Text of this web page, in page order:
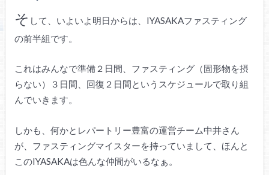
そ して、いよいよ明日からは、IYASAKAファスティング
の前半組です。
これはみんなで準備２日間、ファスティング（固形物を摂
らない）３日間、回復２日間というスケジュールで取り組
んでいきます。
しかも、何かとレパートリー豊富の運営チーム中井さん
が、ファスティングマイスターを持っていまして、ほんと
このIYASAKAは色んな仲間がいるなぁ。